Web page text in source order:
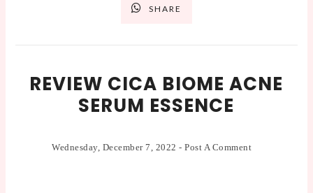
SHARE
REVIEW CICA BIOME ACNE
SERUM ESSENCE
Wednesday, December 7, 2022-Post A Comment